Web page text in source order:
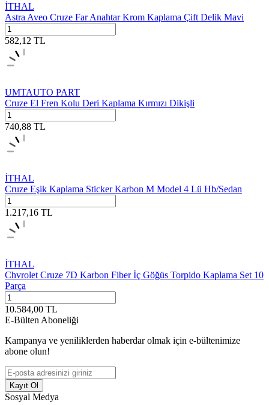
İTHAL
Astra Aveo Cruze Far Anahtar Krom Kaplama Çift Delik Mavi
582,12 TL
UMTAUTO PART
Cruze El Fren Kolu Deri Kaplama Kırmızı Dikişli
740,88 TL
İTHAL
Cruze Eşik Kaplama Sticker Karbon M Model 4 Lü Hb/Sedan
1.217,16 TL
İTHAL
Chvrolet Cruze 7D Karbon Fiber İç Göğüs Torpido Kaplama Set 10
Parça
10.584,00 TL
E-Bülten Aboneliği
Kampanya ve yeniliklerden haberdar olmak için e-bültenimize
abone olun!
Kayıt Ol
Sosyal Medya